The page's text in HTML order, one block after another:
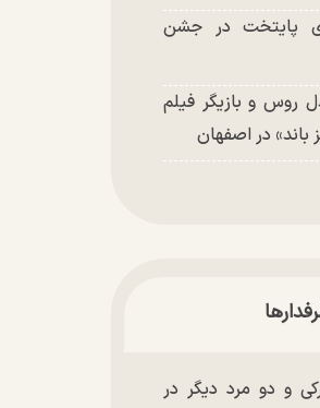
پایتخت در جشن
روس و بازیگر فیلم
باند» در اصفهان
و دو مرد دیگر در